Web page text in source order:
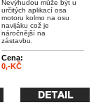
Nevýhudou může být u
určitých aplikací osa
motoru kolmo na osu
navijáku což je
náročnější na
zástavbu.
Cena:
0,-KČ